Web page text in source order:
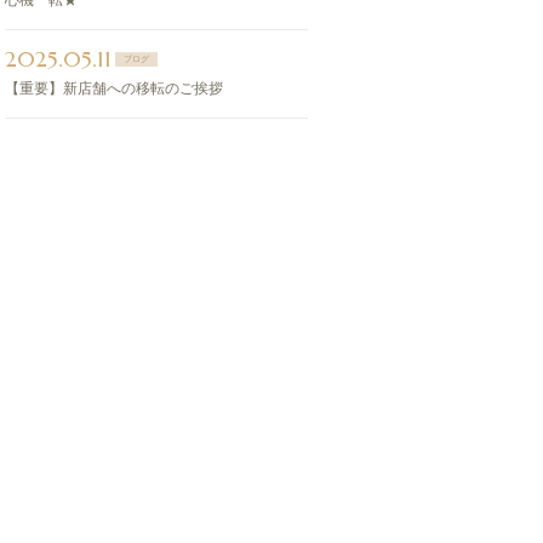
2025.05.11 ブログ
【重要】新店舗への移転のご挨拶